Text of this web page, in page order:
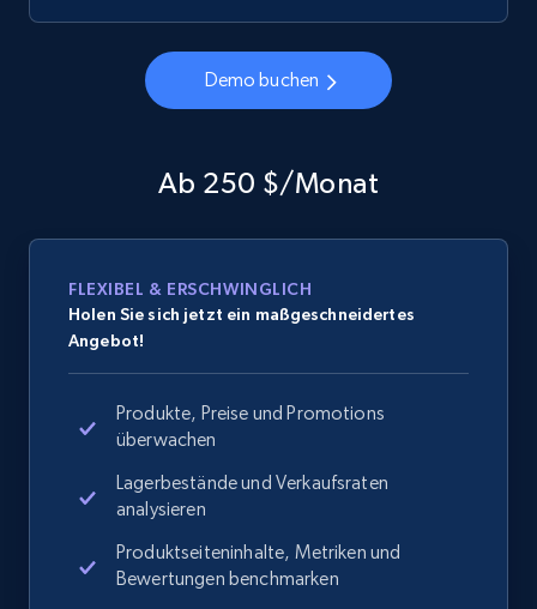
Demo buchen
Ab 250 $/Monat
FLEXIBEL & ERSCHWINGLICH
Holen Sie sich jetzt ein maßgeschneidertes
Angebot!
Produkte, Preise und Promotions
überwachen
Lagerbestände und Verkaufsraten
analysieren
Produktseiteninhalte, Metriken und
Bewertungen benchmarken